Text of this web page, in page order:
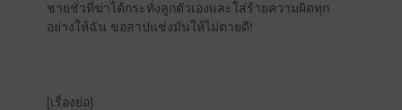
ชายชั่วที่ฆ่าได้กระทั่งลูกตัวเองและใส่ร้ายความผิดทุก
อย่างให้ฉัน ขอสาปแช่งมันให้ไม่ตายดี!
[เรื่องย่อ]